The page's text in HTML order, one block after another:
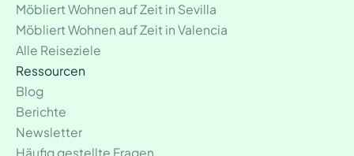
Möbliert Wohnen auf Zeit in Sevilla
Möbliert Wohnen auf Zeit in Valencia
Alle Reiseziele
Ressourcen
Blog
Berichte
Newsletter
Häufig gestellte Fragen